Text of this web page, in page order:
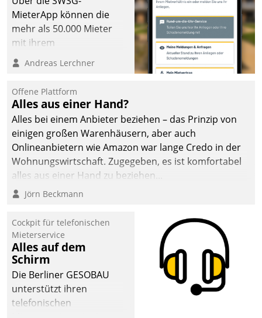
MieterApp können die
mehr als 50.000 Mieter
mit ihrem
Wohnungsunternehmen
kommunizieren, auf dem
einsehen und ändern
oder
Schadensmeldungen
abgeben – rund um die
Uhr.
Andreas Lerchner
Offene Plattform
Alles aus einer Hand?
Alles bei einem Anbieter beziehen – das Prinzip von
einigen großen Warenhäusern, aber auch
Onlineanbietern wie Amazon war lange Credo in der
Wohnungswirtschaft. Zugegeben, es ist komfortabel
alles aus einer Hand zu beziehen...
Jörn Beckmann
Cockpit für telefonischen
Mieterservice
Alles auf dem
Schirm
Die Berliner GESOBAU
unterstützt ihren
telefonischen